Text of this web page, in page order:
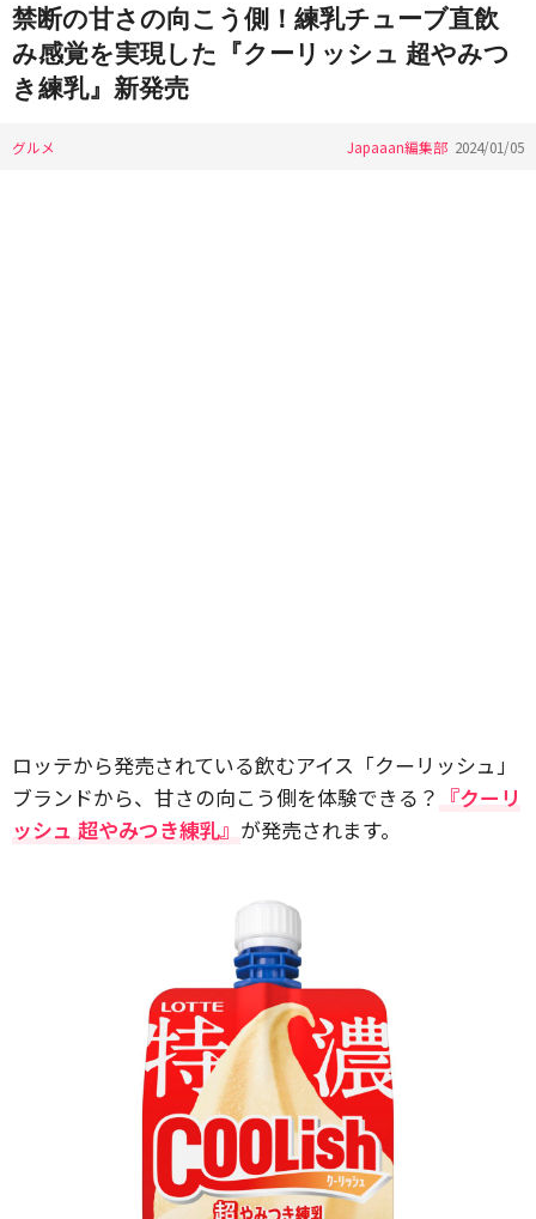
禁断の甘さの向こう側！練乳チューブ直飲
み感覚を実現した『クーリッシュ 超やみつ
き練乳』新発売
グルメ Japaaan編集部 2024/01/05
ロッテから発売されている飲むアイス「クーリッシュ」
ブランドから、甘さの向こう側を体験できる？ 『クーリ
ッシュ 超やみつき練乳』 が発売されます。